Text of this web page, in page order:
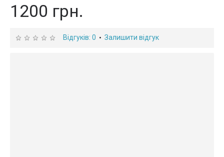
1200 грн.
Відгуків: 0 • Залишити відгук